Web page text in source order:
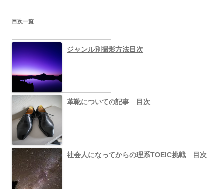
目次一覧
ジャンル別撮影方法目次
革靴についての記事 目次
社会人になってからの理系TOEIC挑戦 目次